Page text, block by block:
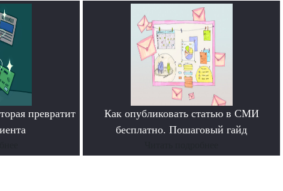
превратит
Как опубликовать статью в СМИ
бесплатно. Пошаговый гайд